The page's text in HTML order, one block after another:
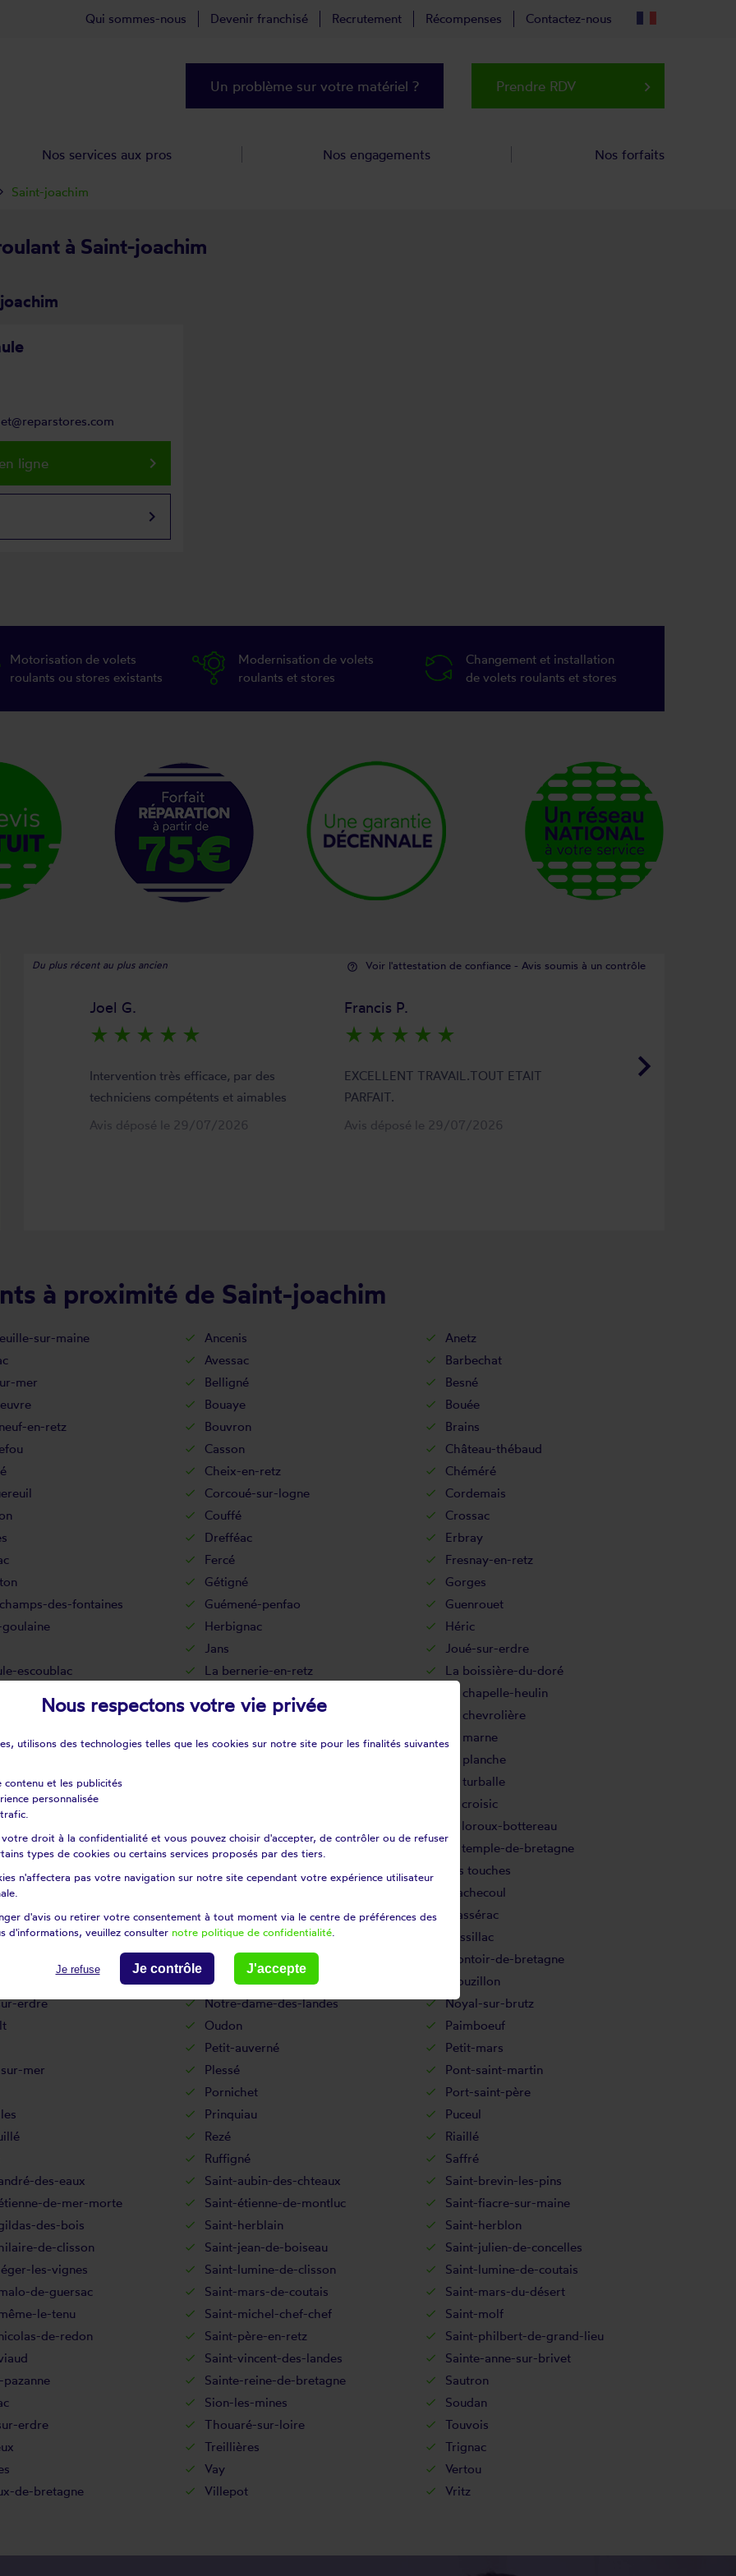
à Saint-joachim
ligne keyboard_arrow_right
keyboard_arrow_right
Motorisation de volets
roulants ou stores existants
Modernisation de volets
roulants et stores
Changement et installation
de volets roulants et stores
Du plus récent au plus ancien help_outline Voir l'attestation de confiance - Avis soumis à un contrôle
keyboard_arrow_right
Joel G.
star_rate star_rate star_rate star_rate star_rate
Intervention très efficace, par des
techniciens compétents et aimables
Avis déposé le 29/07/2026
Francis P.
star_rate star_rate star_rate star_rate star_rate
EXCELLENT TRAVAIL.TOUT ETAIT
PARFAIT.
Avis déposé le 29/07/2026
à proximité de Saint-joachim
sur-maine Ancenis
Anetz
Avessac
Barbechat
mer Belligné
Besné
Bouaye
Bouée
en-retz Bouvron
Brains
Casson
Château-thébaud
Cheix-en-retz
Chéméré
Corcoué-sur-logne
Cordemais
Couffé
Crossac
Drefféac
Erbray
Fercé
Fresnay-en-retz
Gétigné
Gorges
des-fontaines Guémené-penfao
Guenrouet
Herbignac
Héric
Jans
Joué-sur-erdre
escoublac La bernerie-en-retz
La boissière-du-doré
La chapelle-heulin
sur-erdre La chevallerais
La chevrolière
fouassière La limouzinière
La marne
La planche
La turballe
Le croisic
Le loroux-bottereau
Le pouliguen
Le temple-de-bretagne
en-retz Les sorinières
Les touches
Machecoul
Marsac-sur-don
Massérac
Mesquer
Missillac
Montbert
Montoir-de-bretagne
Mouzeil
Mouzillon
erdre Notre-dame-des-landes
Noyal-sur-brutz
Oudon
Paimboeuf
Petit-auverné
Petit-mars
mer Plessé
Pont-saint-martin
Pornichet
Port-saint-père
Prinquiau
Puceul
Rezé
Riaillé
Ruffigné
Saffré
des-eaux Saint-aubin-des-chteaux
Saint-brevin-les-pins
de-mer-morte Saint-étienne-de-montluc
Saint-fiacre-sur-maine
des-bois Saint-herblain
Saint-herblon
de-clisson Saint-jean-de-boiseau
Saint-julien-de-concelles
les-vignes Saint-lumine-de-clisson
Saint-lumine-de-coutais
de-guersac Saint-mars-de-coutais
Saint-mars-du-désert
le-tenu Saint-michel-chef-chef
Saint-molf
de-redon Saint-père-en-retz
Saint-philbert-de-grand-lieu
Saint-vincent-des-landes
Sainte-anne-sur-brivet
pazanne Sainte-reine-de-bretagne
Sautron
Sion-les-mines
Soudan
erdre Thouaré-sur-loire
Touvois
Treillières
Trignac
Vay
Vertou
de-bretagne Villepot
Vritz
Saint-joachim
Qui sommes-nous Devenir franchisé Recrutement Récompenses Contactez-nous
Un problème sur votre matériel ? Prendre RDV keyboard_arrow_right
Nos services aux pros Nos engagements Nos forfaits
Nous respectons votre vie privée
utilisons des technologies telles que les cookies sur notre site pour les finalités suivantes
contenu et les publicités
personnalisée
votre droit à la confidentialité et vous pouvez choisir d'accepter, de contrôler ou de refuser
types de cookies ou certains services proposés par des tiers.
n'affectera pas votre navigation sur notre site cependant votre expérience utilisateur
d'avis ou retirer votre consentement à tout moment via le centre de préférences des
d'informations, veuillez consulter notre politique de confidentialité
Je refuse Je contrôle J'accepte